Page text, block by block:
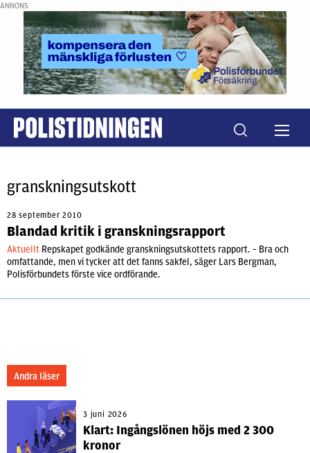
ANNONS
granskningsutskott
28 september 2010
Blandad kritik i granskningsrapport
Aktuellt Repskapet godkände granskningsutskottets rapport. – Bra och
omfattande, men vi tycker att det fanns sakfel, säger Lars Bergman,
Polisförbundets förste vice ordförande.
Andra läser
3 juni 2026
Klart: Ingångslönen höjs med 2 300
kronor